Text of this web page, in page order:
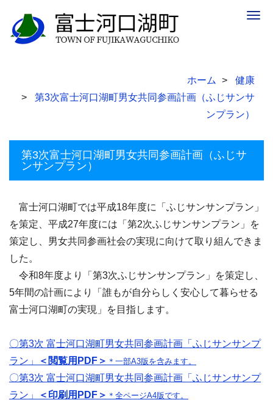
ホーム
健康
第3次富士河口湖町男女共同参画計画（ふじサンサ
ンプラン）
第3次富士河口湖町男女共同参画計画（ふじサ
ンサンプラン）
富士河口湖町では平成18年度に「ふじサンサンプラン」
を策定、平成27年度には「第2次ふじサンサンプラン」を
策定し、男女共同参画社会の実現に向けて取り組んできま
した。
令和8年度より
「第3次ふじサンサンプラン」を策定し、
5年間の計画により「誰もが自分らしく安心して暮らせる
富士河口湖町の実現」を目指します。
〇第3次 富士河口湖町男女共同参画計画「ふじサンサンプ
ラン」
＜閲覧用PDF＞ ＊一部A3版を含みます。
〇第3次 富士河口湖町男女共同参画計画「ふじサンサンプ
ラン」
＜印刷用PDF＞ ＊全ページA4版です。